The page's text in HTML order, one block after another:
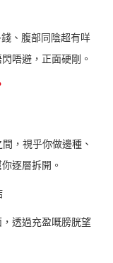
、腹部同陰超有咩
唔避，正面硬剛。
，視乎你做邊種、
逐層拆開。
透過充盈嘅膀胱望